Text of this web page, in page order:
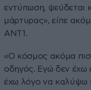
εντύπωση, ψεύδεται
μάρτυρας», είπε
ΑΝΤ1.
«Ο κόσμος ακόμα
οδηγός. Εγώ δεν έχω
έχω λόγο να καλύψω